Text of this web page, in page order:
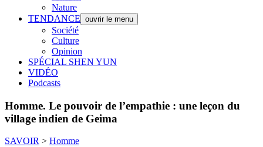
Nature
TENDANCE ouvrir le menu
Société
Culture
Opinion
SPÉCIAL SHEN YUN
VIDÉO
Podcasts
Homme. Le pouvoir de l’empathie : une leçon du
village indien de Geima
SAVOIR > Homme